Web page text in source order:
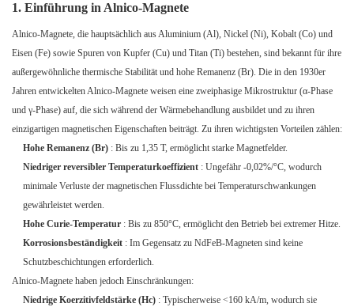
1. Einführung in Alnico-Magnete
Alnico-Magnete, die hauptsächlich aus Aluminium (Al), Nickel (Ni), Kobalt (Co) und
Eisen (Fe) sowie Spuren von Kupfer (Cu) und Titan (Ti) bestehen, sind bekannt für ihre
außergewöhnliche thermische Stabilität und hohe Remanenz (Br). Die in den 1930er
Jahren entwickelten Alnico-Magnete weisen eine zweiphasige Mikrostruktur (α-Phase
und γ-Phase) auf, die sich während der Wärmebehandlung ausbildet und zu ihren
einzigartigen magnetischen Eigenschaften beiträgt. Zu ihren wichtigsten Vorteilen zählen:
Hohe Remanenz (Br) : Bis zu 1,35 T, ermöglicht starke Magnetfelder.
Niedriger reversibler Temperaturkoeffizient : Ungefähr -0,02%/°C, wodurch
minimale Verluste der magnetischen Flussdichte bei Temperaturschwankungen
gewährleistet werden.
Hohe Curie-Temperatur : Bis zu 850°C, ermöglicht den Betrieb bei extremer Hitze.
Korrosionsbeständigkeit : Im Gegensatz zu NdFeB-Magneten sind keine
Schutzbeschichtungen erforderlich.
Alnico-Magnete haben jedoch Einschränkungen:
Niedrige Koerzitivfeldstärke (Hc) : Typischerweise <160 kA/m, wodurch sie